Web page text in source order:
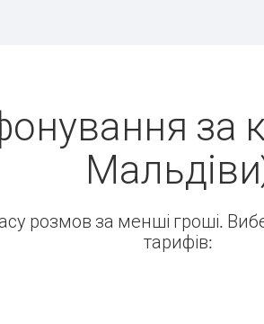
за
розмов за менші гроші.
тарифів: